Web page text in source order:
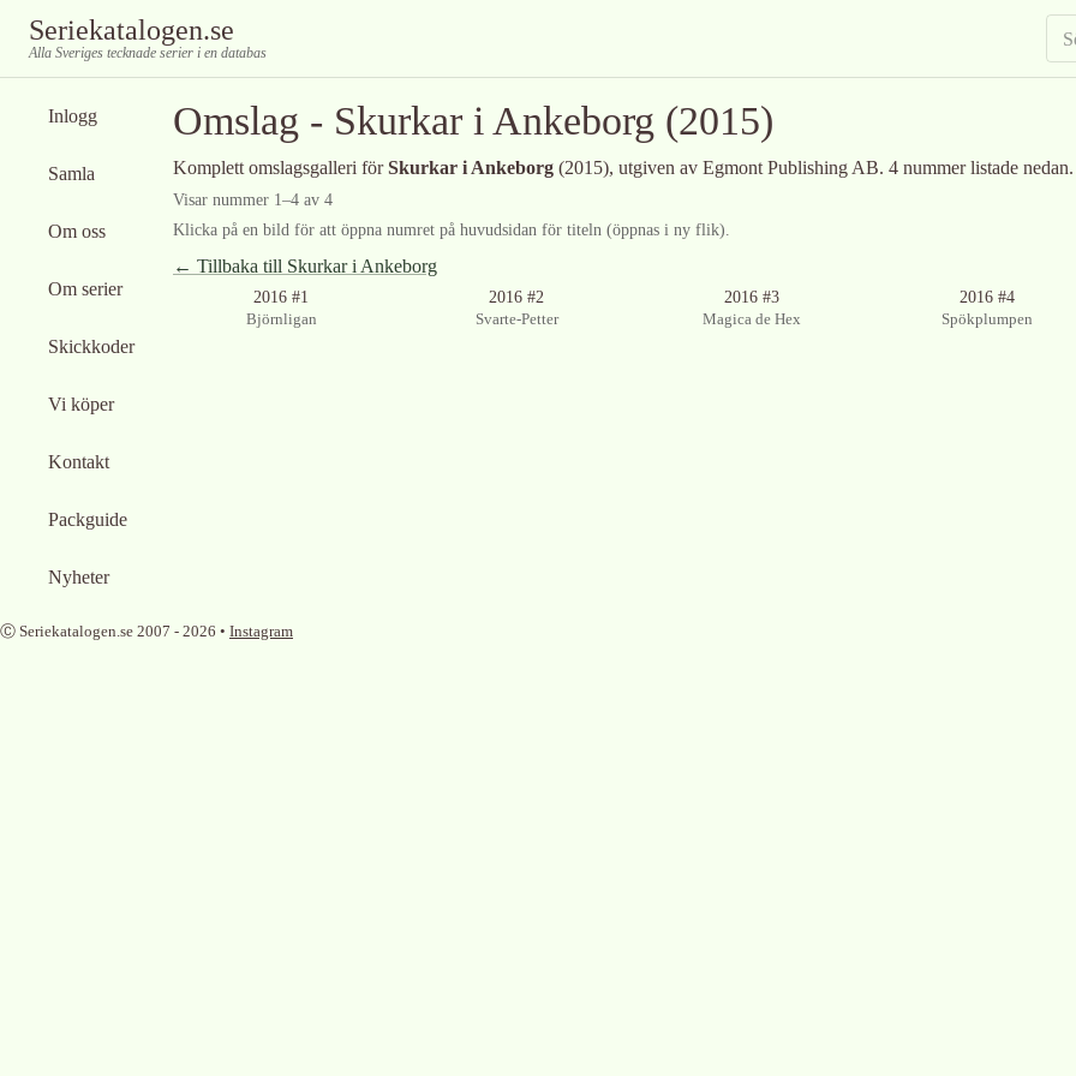
Seriekatalogen.se
Alla Sveriges tecknade serier i en databas
Inlogg
Samla
Om oss
Om serier
Skickkoder
Vi köper
Kontakt
Packguide
Nyheter
Omslag - Skurkar i Ankeborg (2015)
Komplett omslagsgalleri förSkurkar i Ankeborg (2015), utgiven av Egmont Publishing AB. 4 nummer listade nedan.
Visar nummer 1–4 av 4
Klicka på en bild för att öppna numret på huvudsidan för titeln (öppnas i ny flik).
← Tillbaka till Skurkar i Ankeborg
2016 #1
Björnligan
2016 #2
Svarte-Petter
2016 #3
Magica de Hex
Ingen bild tillgänglig
2016 #4
Spökplumpen
Ⓒ Seriekatalogen.se 2007 - 2026 • Instagram